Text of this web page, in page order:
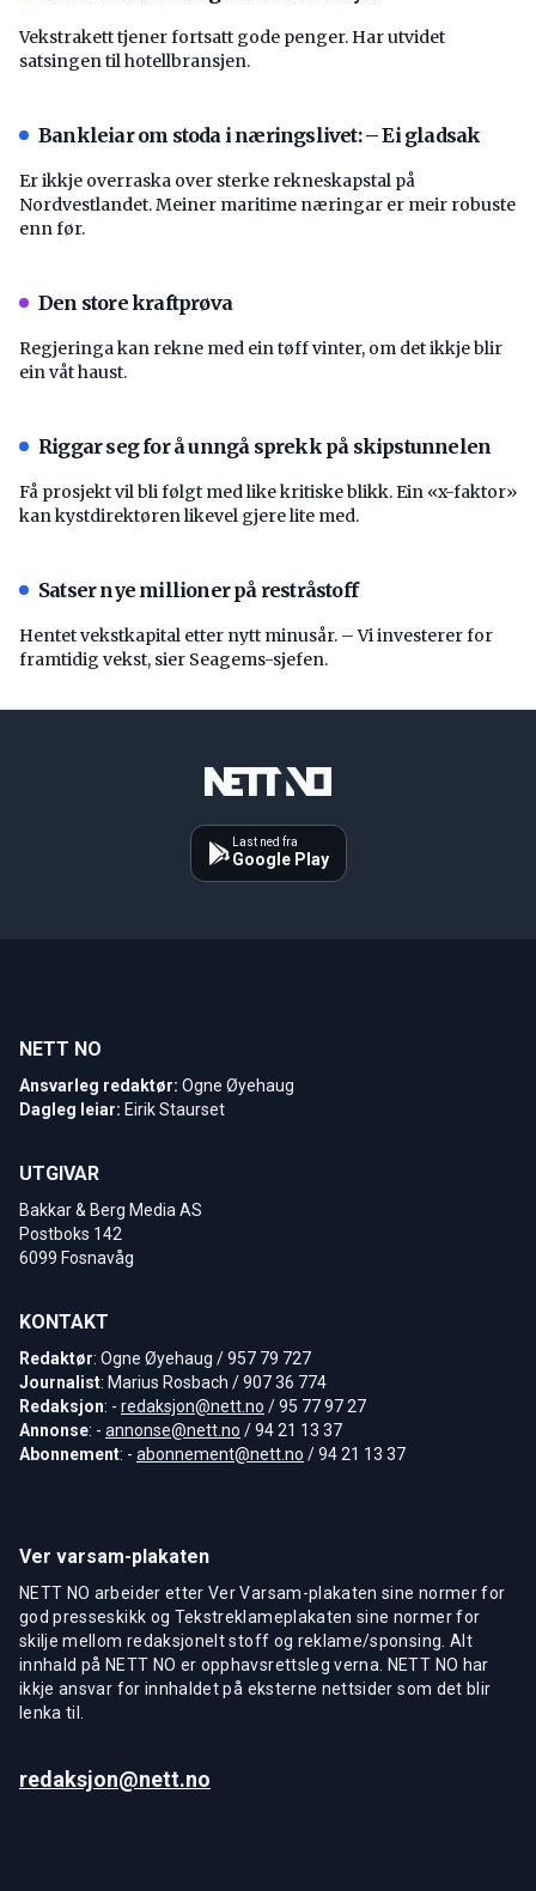
Vekstrakett tjener fortsatt gode penger. Har utvidet
satsingen til hotellbransjen.
Bankleiar om stoda i næringslivet: – Ei gladsak
Er ikkje overraska over sterke rekneskapstal på
Nordvestlandet. Meiner maritime næringar er meir robuste
enn før.
Den store kraftprøva
Regjeringa kan rekne med ein tøff vinter, om det ikkje blir
ein våt haust.
Riggar seg for å unngå sprekk på skipstunnelen
Få prosjekt vil bli følgt med like kritiske blikk. Ein «x-faktor»
kan kystdirektøren likevel gjere lite med.
Satser nye millioner på restråstoff
Hentet vekstkapital etter nytt minusår. – Vi investerer for
framtidig vekst, sier Seagems-sjefen.
Last ned fra
Google Play
NETT NO
Ansvarleg redaktør: Ogne Øyehaug
Dagleg leiar: Eirik Staurset
UTGIVAR
Bakkar & Berg Media AS
Postboks 142
6099 Fosnavåg
KONTAKT
Redaktør: Ogne Øyehaug / 957 79 727
Journalist: Marius Rosbach / 907 36 774
Redaksjon: - redaksjon@nett.no / 95 77 97 27
Annonse: - annonse@nett.no / 94 21 13 37
Abonnement: - abonnement@nett.no / 94 21 13 37
Ver varsam-plakaten
NETT NO arbeider etter Ver Varsam-plakaten sine normer for
god presseskikk og Tekstreklameplakaten sine normer for
skilje mellom redaksjonelt stoff og reklame/sponsing. Alt
innhald på NETT NO er opphavsrettsleg verna. NETT NO har
ikkje ansvar for innhaldet på eksterne nettsider som det blir
lenka til.
redaksjon@nett.no